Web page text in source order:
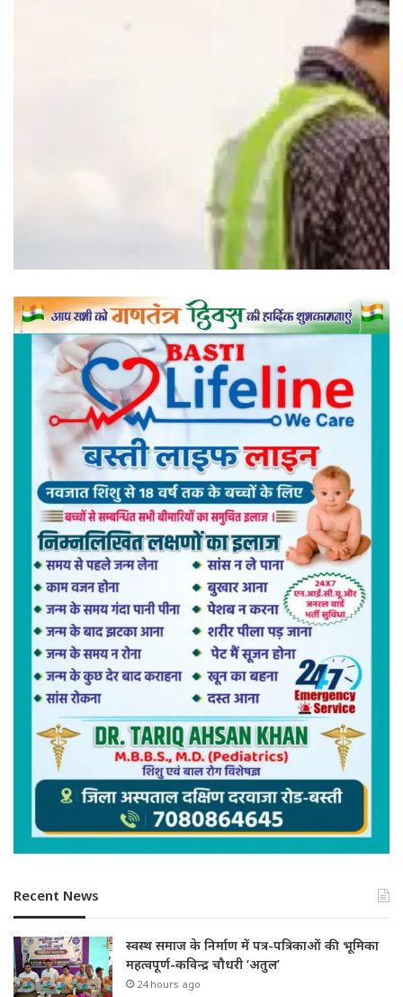
Recent News
स्वस्थ समाज के निर्माण में पत्र-पत्रिकाओं की भूमिका
महत्वपूर्ण-कविन्द्र चौधरी ‘अतुल’
24 hours ago